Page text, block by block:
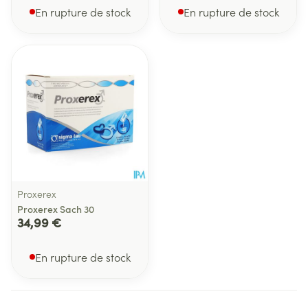
En rupture de stock En rupture de stock
Proxerex
Proxerex Sach 30
34,99 €
En rupture de stock